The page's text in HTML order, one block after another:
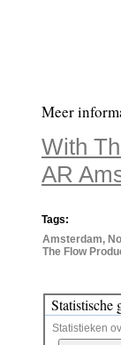
Meer
With
AR
Tags:
Amsterdam,
The Flow
Statistische
Statistieken